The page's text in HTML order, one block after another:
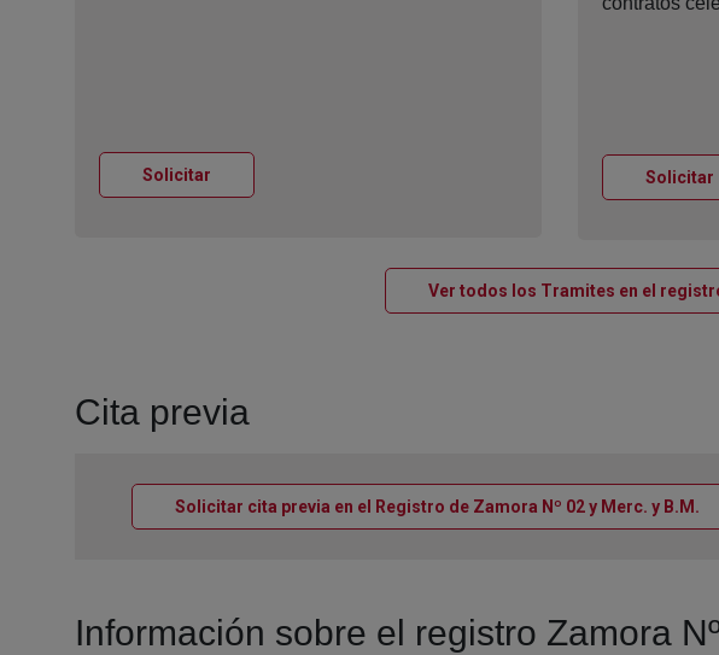
Solicitar Solicitar
Ver todos los Tramites en el
Cita previa
Solicitar cita previa en el Registro de Zamora Nº 02 y Merc. y B.M.
Información sobre el registro Zamora